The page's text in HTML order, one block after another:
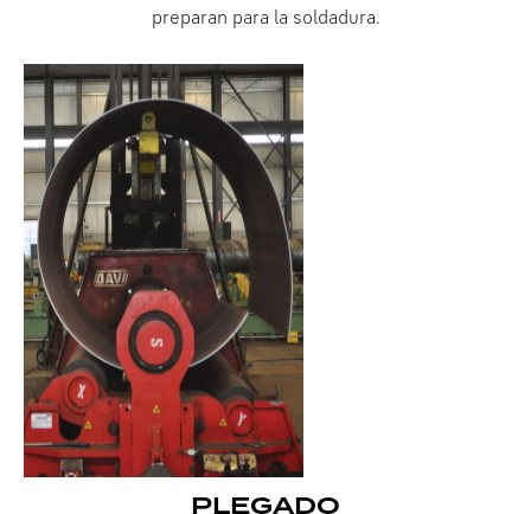
preparan para la soldadura.